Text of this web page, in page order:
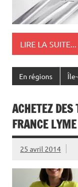
LIRE LA SUITE...
En régions
ACHETEZ
FRANCE LYME
25 avril 2014